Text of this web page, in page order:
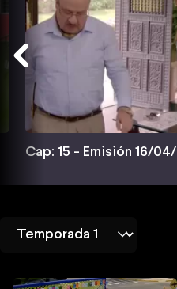
Cap: 15 - Emisión 16/04/